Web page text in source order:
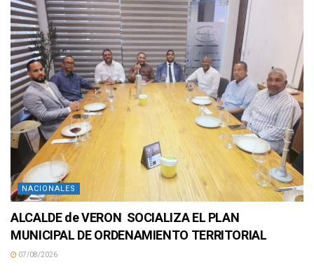
NACIONALES
ALCALDE de VERON SOCIALIZA EL PLAN
MUNICIPAL DE ORDENAMIENTO TERRITORIAL
07/08/2026